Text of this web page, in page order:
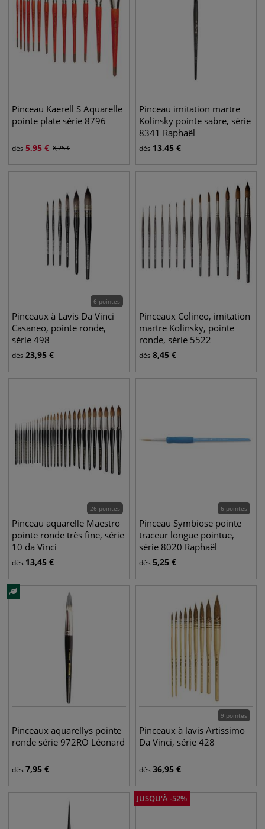
Pinceau Kaerell S Aquarelle
pointe plate série 8796
dès 5,95 € 8,25€
Pinceau imitation martre
Kolinsky pointe sabre, série
8341 Raphaël
dès 13,45 €
6 pointes
Pinceaux à Lavis Da Vinci
Casaneo, pointe ronde,
série 498
dès 23,95 €
Pinceaux Colineo, imitation
martre Kolinsky, pointe
ronde, série 5522
dès 8,45 €
26 pointes
Pinceau aquarelle Maestro
pointe ronde très fine, série
10 da Vinci
dès 13,45 €
6 pointes
Pinceau Symbiose pointe
traceur longue pointue,
série 8020 Raphaël
dès 5,25 €
Pinceaux aquarellys pointe
ronde série 972RO Léonard
dès 7,95 €
9 pointes
Pinceaux à lavis Artissimo
Da Vinci, série 428
dès 36,95 €
JUSQU'À-52%